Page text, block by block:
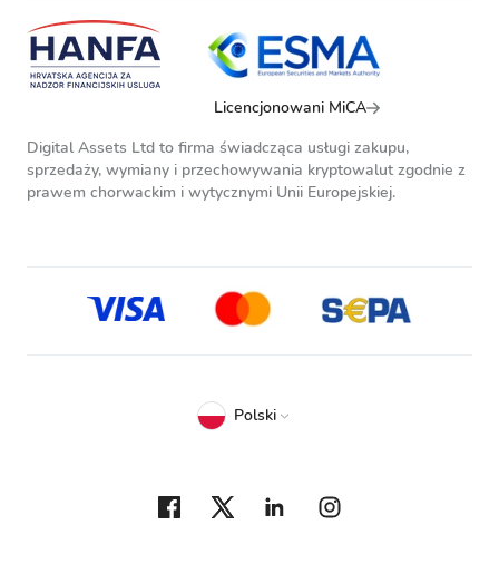
Licencjonowani MiCA
Digital Assets Ltd to firma świadcząca usługi zakupu,
sprzedaży, wymiany i przechowywania kryptowalut zgodnie z
prawem chorwackim i wytycznymi Unii Europejskiej.
Polski